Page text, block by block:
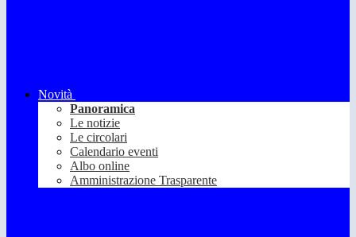
Novità
Panoramica
Le notizie
Le circolari
Calendario eventi
Albo online
Amministrazione Trasparente